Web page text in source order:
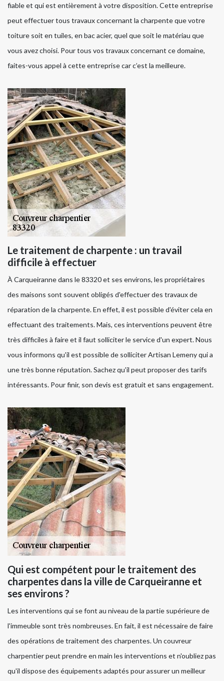
fiable et qui est entièrement à votre disposition. Cette entreprise
peut effectuer tous travaux concernant la charpente que votre
toiture soit en tuiles, en bac acier, quel que soit le matériau que
vous avez choisi. Pour tous vos travaux concernant ce domaine,
faites-vous appel à cette entreprise car c’est la meilleure.
Le traitement de charpente : un travail
difficile à effectuer
À Carqueiranne dans le 83320 et ses environs, les propriétaires
des maisons sont souvent obligés d'effectuer des travaux de
réparation de la charpente. En effet, il est possible d'éviter cela en
effectuant des traitements. Mais, ces interventions peuvent être
très difficiles à faire et il faut solliciter le service d'un expert. Nous
vous informons qu'il est possible de solliciter Artisan Lemeny qui a
une très bonne réputation. Sachez qu'il peut proposer des tarifs
intéressants. Pour finir, son devis est gratuit et sans engagement.
Qui est compétent pour le traitement des
charpentes dans la ville de Carqueiranne et
ses environs ?
Les interventions qui se font au niveau de la partie supérieure de
l'immeuble sont très nombreuses. En fait, il est nécessaire de faire
des opérations de traitement des charpentes. Un couvreur
charpentier peut prendre en main les interventions et n'oubliez pas
qu'il dispose des équipements adaptés pour assurer un meilleur